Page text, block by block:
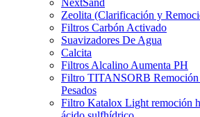
NextSand
Zeolita (Clarificación y
Filtros Carbón Activado
Suavizadores De Agua
Calcita
Filtros Alcalino Aumenta PH
Filtro TITANSORB Remoción
Pesados
Filtro Katalox Light remoción